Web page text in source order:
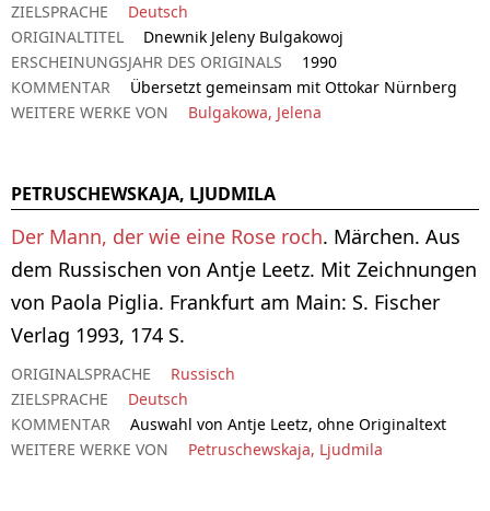
ZIELSPRACHE
Deutsch
ORIGINALTITEL
Dnewnik Jeleny Bulgakowoj
ERSCHEINUNGSJAHR DES ORIGINALS
1990
KOMMENTAR
Übersetzt gemeinsam mit Ottokar Nürnberg
WEITERE WERKE VON
Bulgakowa, Jelena
PETRUSCHEWSKAJA, LJUDMILA
Der Mann, der wie eine Rose roch. Märchen. Aus
dem Russischen von Antje Leetz. Mit Zeichnungen
von Paola Piglia. Frankfurt am Main: S. Fischer
Verlag 1993, 174 S.
ORIGINALSPRACHE
Russisch
ZIELSPRACHE
Deutsch
KOMMENTAR
Auswahl von Antje Leetz, ohne Originaltext
WEITERE WERKE VON
Petruschewskaja, Ljudmila